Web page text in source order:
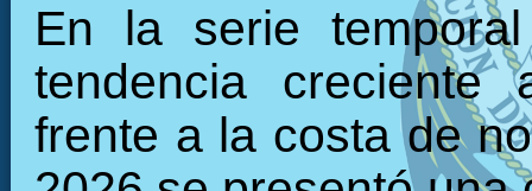
En la serie
tendencia creciente
frente a la costa de